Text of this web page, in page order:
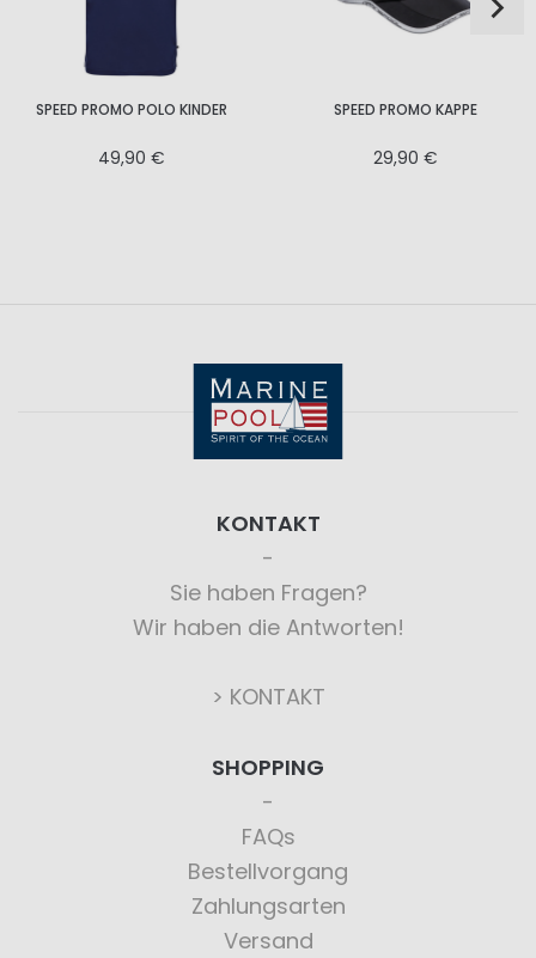
SPEED PROMO POLO KINDER
49,90 €
SPEED PROMO KAPPE
29,90 €
KONTAKT
Sie haben Fragen?
Wir haben die Antworten!
> KONTAKT
SHOPPING
FAQs
Bestellvorgang
Zahlungsarten
Versand